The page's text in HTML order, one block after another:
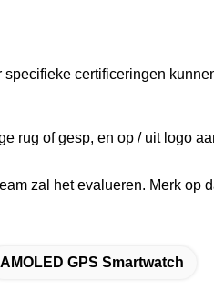
certificeringen
rug of gesp, en op / uit logo
zal het evalueren. Merk op
AMOLED GPS Smartwatch